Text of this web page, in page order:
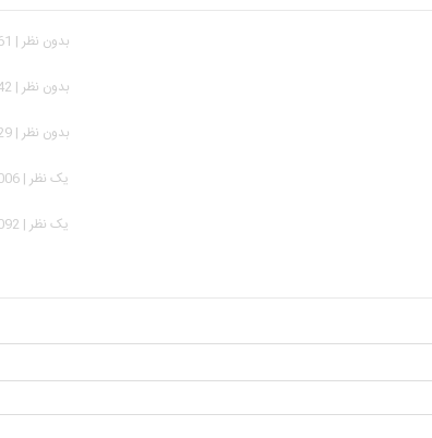
بدون نظر | 1,361 بازدید
بدون نظر | 2,942 بازدید
بدون نظر | 9,929 بازدید
يک نظر | 29,006 بازدید
يک نظر | 10,092 بازدید